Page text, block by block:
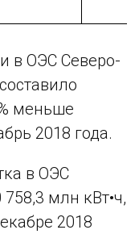
в ОЭС Северо-
меньше
2018 года.
в ОЭС
млн кВт•ч,
2018